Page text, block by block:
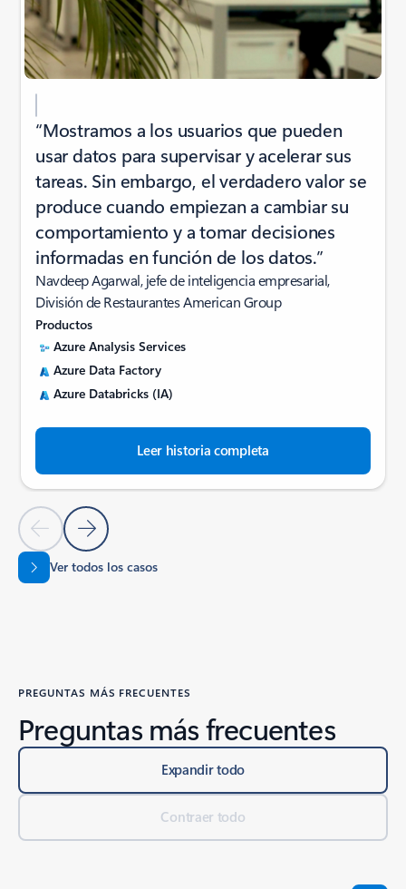
Diapositiva anterior
“Mostramos a los usuarios que pueden
usar datos para supervisar y acelerar sus
tareas. Sin embargo, el verdadero valor se
produce cuando empiezan a cambiar su
comportamiento y a tomar decisiones
informadas en función de los datos.”
Navdeep Agarwal, jefe de inteligencia empresarial,
División de Restaurantes American Group
Productos
Azure Analysis Services
Leer historia completa
PREGUNTAS MÁS FRECUENTES
Preguntas más frecuentes
Expandir todo